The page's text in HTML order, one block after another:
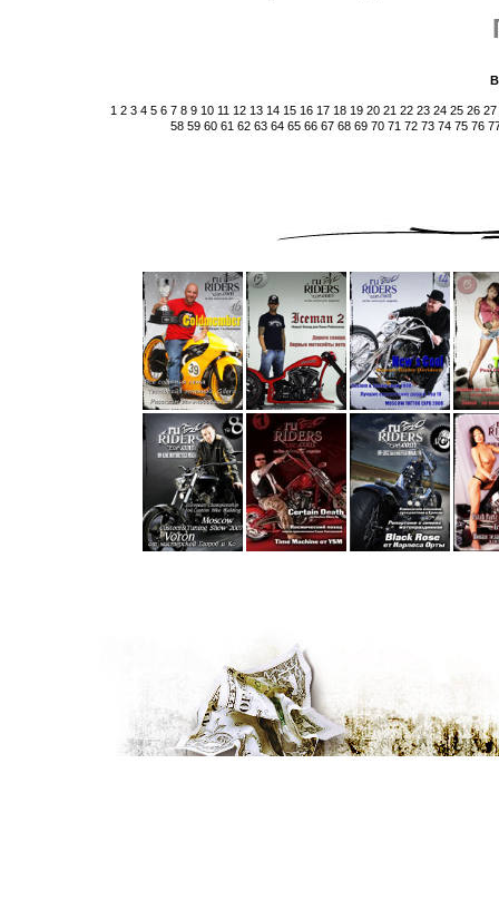
1 2 3 4 5 6 7 8 9 10 11 12 13 14 15 16 17 18 19 20 21 22 23 24 25 26 27
58 59 60 61 62 63 64 65 66 67 68 69 70 71 72 73 74 75 76